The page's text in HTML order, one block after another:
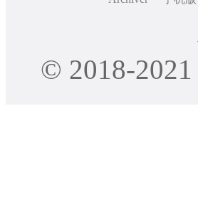
© 2018-2021